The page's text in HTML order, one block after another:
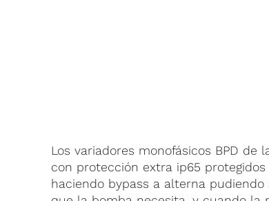
Los variadores monofásicos BPD
con protección extra ip65
haciendo bypass a alterna